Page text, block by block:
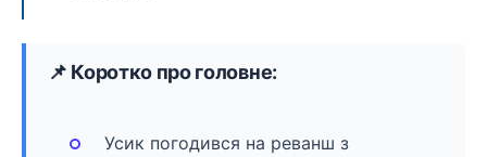
📌 Коротко про головне:
Усик погодився на реванш з